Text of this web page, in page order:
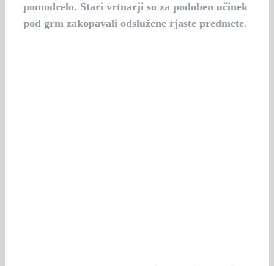
pomodrelo. Stari vrtnarji so za podoben učinek
pod grm zakopavali odslužene rjaste predmete.